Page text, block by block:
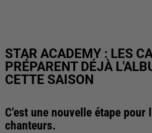
STAR ACADEMY : LES
PRÉPARENT DÉJÀ
CETTE SAISON
C'est une nouvelle étape pour
chanteurs.